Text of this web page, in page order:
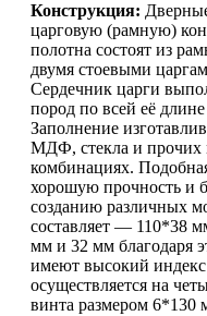
Конструкция:
царговую (рамную)
полотна состоят из
двумя стоевыми
Сердечник царги
пород по всей её
Заполнение
МДФ, стекла и прочих
комбинациях.
хорошую прочность и
созданию различных
составляет — 110*38
мм и 32 мм благодаря
имеют высокий
осуществляется на
винта размером 6*130